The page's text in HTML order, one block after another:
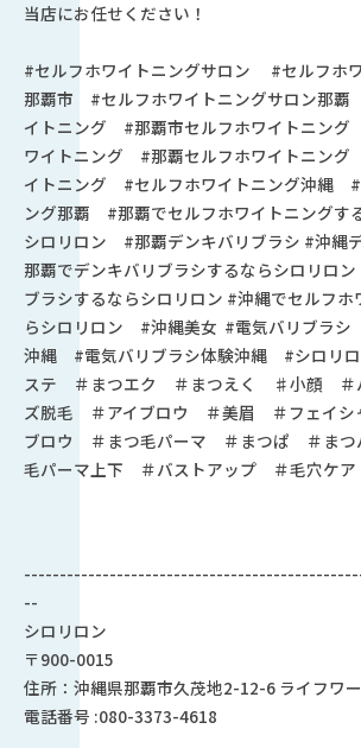
当店にお任せください！
#セルフホワイトニングサロン #セルフホ
那覇市 #セルフホワイトニングサロン那
イトニング #那覇市セルフホワイトニン
ワイトニング #那覇セルフホワイトニン
イトニング #セルフホワイトニング沖縄 #
ング那覇 #那覇でセルフホワイトニングす
シロリロン #那覇デンキバリブラシ #沖縄
那覇でデンキバリブラシするならシロリロ
ブラシするならシロリロン #沖縄でセルフホ
らシロリロン #沖縄美女 #電気バリブラ
沖縄 #電気バリブラシ体験沖縄 #シロリ
ステ ＃まつエク ＃まつえく ♯小顔 ＃
ズ脱毛 ＃アイブロウ ＃美眉 ＃フェイシ
ブロウ ＃まつ毛パーマ ＃まつぱ ＃ま
毛パーマ上下 ＃バストアップ ＃毛穴ケア
--
シロリロン
〒900-0015
住所：沖縄県那覇市久茂地2-12-6 ライフワ
電話番号 :080-3373-4618